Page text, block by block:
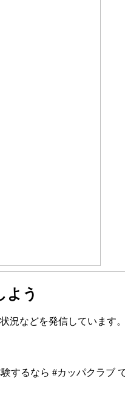
よう
況などを発信しています
るなら #カッパクラブ で